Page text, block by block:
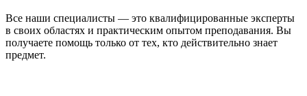
Все наши специалисты — это квалифицированные эксперты
в своих областях и практическим опытом преподавания. Вы
получаете помощь только от тех, кто действительно знает
предмет.